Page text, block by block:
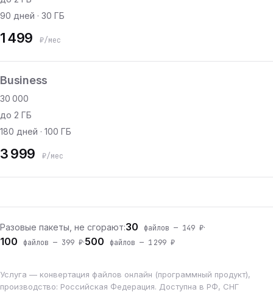
90 дней · 30 ГБ
1 499 ₽/мес
Business
30 000
до 2 ГБ
180 дней · 100 ГБ
3 999 ₽/мес
Разовые пакеты, не сгорают:30 файлов — 149 ₽·
100 файлов — 399 ₽·500 файлов — 1 299 ₽
Услуга — конвертация файлов онлайн (программный продукт),
производство: Российская Федерация. Доступна в РФ, СНГ